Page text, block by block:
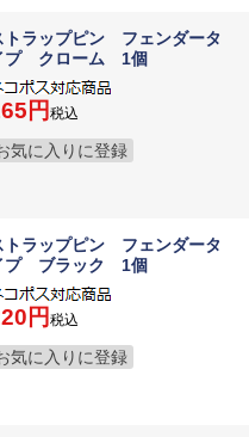
トラップピン フェンダータ
プ クローム 1個
税込
気に入りに登録
トラップピン フェンダータ
プ ブラック 1個
税込
気に入りに登録